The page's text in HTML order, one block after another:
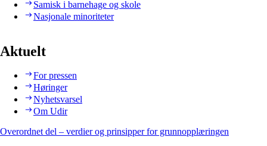
Samisk i barnehage og skole
Nasjonale minoriteter
Aktuelt
For pressen
Høringer
Nyhetsvarsel
Om Udir
Overordnet del – verdier og prinsipper for grunnopplæringen